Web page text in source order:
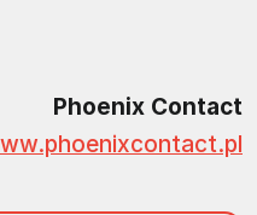
Phoenix Contact